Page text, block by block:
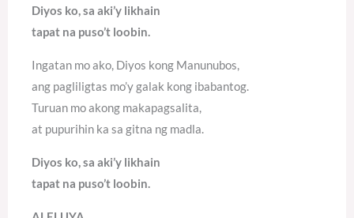
Diyos ko, sa aki’y likhain
tapat na puso’t loobin.
Ingatan mo ako, Diyos kong Manunubos,
ang pagliligtas mo’y galak kong ibabantog.
Turuan mo akong makapagsalita,
at pupurihin ka sa gitna ng madla.
Diyos ko, sa aki’y likhain
tapat na puso’t loobin.